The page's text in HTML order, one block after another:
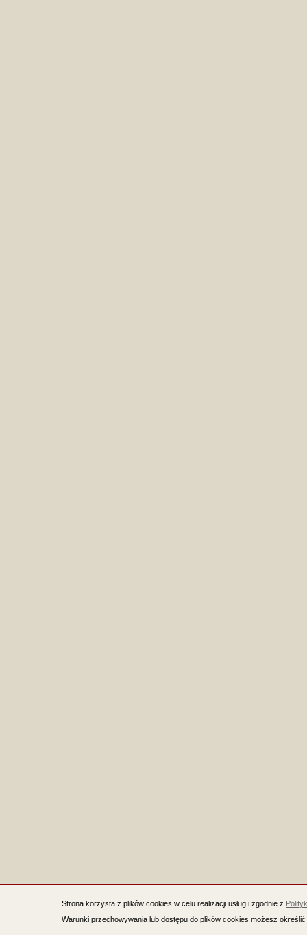
Strona korzysta z plików cookies w celu realizacji usług i zgodnie z
Warunki przechowywania lub dostępu do plików cookies możesz